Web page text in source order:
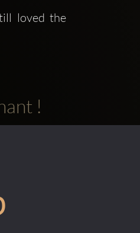
loved the
!